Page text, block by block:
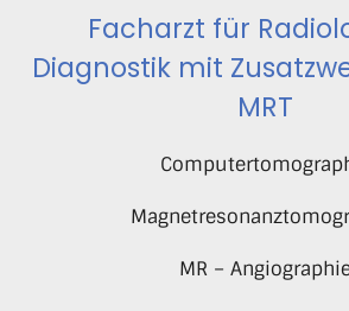
Facharzt für
Diagnostik mit
MRT
MR –